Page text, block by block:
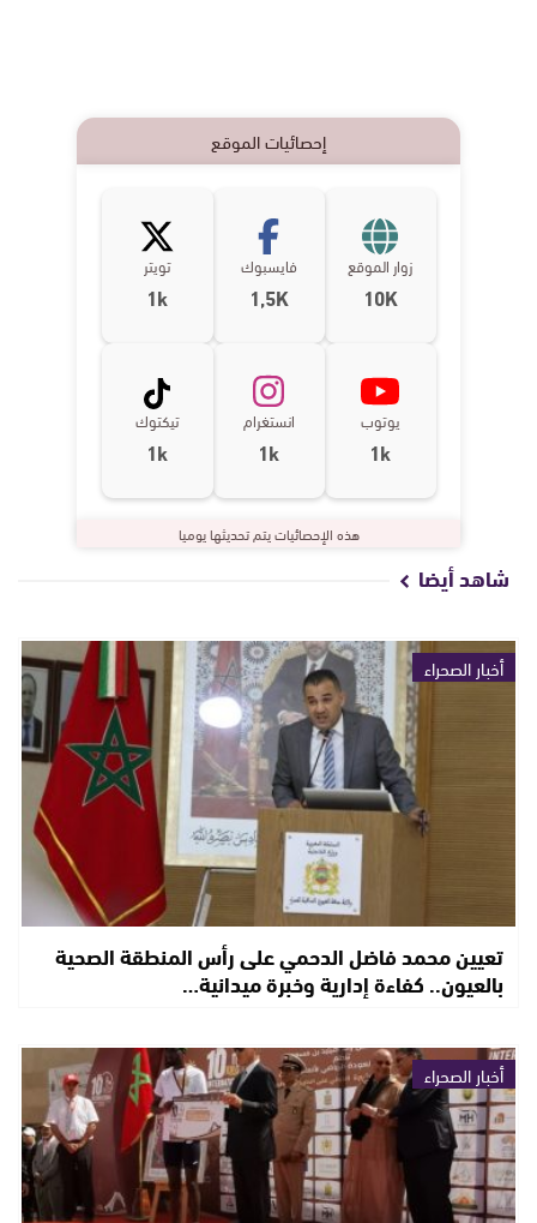
إحصائيات الموقع
زوار الموقع
10K
فايسبوك
1,5K
تويتر
1k
يوتوب
1k
انستغرام
1k
تيكتوك
1k
هذه الإحصائيات يتم تحديثها يوميا
شاهد أيضا
أخبار الصحراء
تعيين محمد فاضل الدحمي على رأس المنطقة الصحية
بالعيون.. كفاءة إدارية وخبرة ميدانية…
أخبار الصحراء